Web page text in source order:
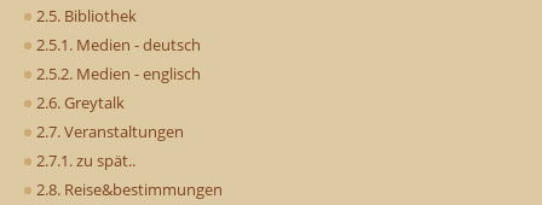
2.5. Bibliothek
2.5.1. Medien - deutsch
2.5.2. Medien - englisch
2.6. Greytalk
2.7. Veranstaltungen
2.7.1. zu spät..
2.8. Reise&bestimmungen